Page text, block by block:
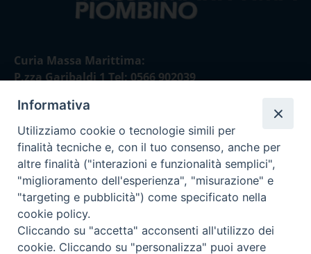
Curia Massa Marittima:
P.zza Garibaldi 1 Tel: 0566 902039
Curia Piombino:
Via Don Minzoni,58/A Tel e Fax: 0565 32036
E-mail:
curia@diocesimassamarittima.it
Informativa
Utilizziamo cookie o tecnologie simili per
finalità tecniche e, con il tuo consenso, anche per
altre finalità ("interazioni e funzionalità semplici",
"miglioramento dell'esperienza", "misurazione" e
"targeting e pubblicità") come specificato nella
cookie policy.
Cliccando su "accetta" acconsenti all'utilizzo dei
cookie. Cliccando su "personalizza" puoi avere